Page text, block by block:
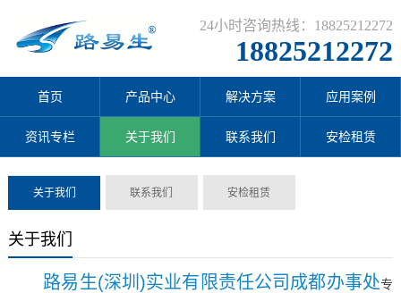
24小时咨询热线：18825212272
18825212272
首页 产品中心 解决方案 应用案例
资讯专栏 关于我们 联系我们 安检租赁
关于我们 联系我们 安检租赁
关于我们
路易生(深圳)实业有限责任公司成都办事处专